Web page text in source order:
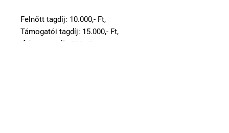
Felnőtt tagdíj: 10.000,- Ft,
Támogatói tagdíj: 15.000,- Ft,
Ifjúsági tagdíj: 500,- Ft.